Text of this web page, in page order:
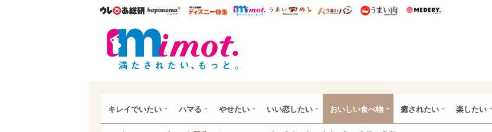
ウレぴあ総研ハピママ* ウレぴあ総研 ディズニー特集
mimot. うまいめし うまいパン うまい肉
キレイでいたい ハマる やせたい いい恋したい おいしい食べ物 癒されたい 楽したい